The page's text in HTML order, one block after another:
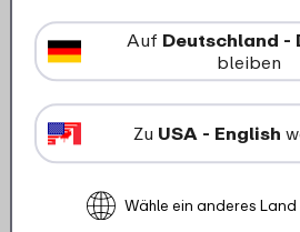
Auf Deutschland -
bleiben
Zu USA - English